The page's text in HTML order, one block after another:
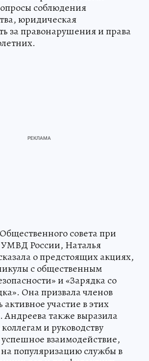
соблюдения
юридическая
за правонарушения и права
совета при
России, Наталья
о предстоящих акциях,
с общественным
и «Зарядка со
Она призвала членов
активное участие в этих
Андреева также выразила
и руководству
взаимодействие,
популяризацию службы в